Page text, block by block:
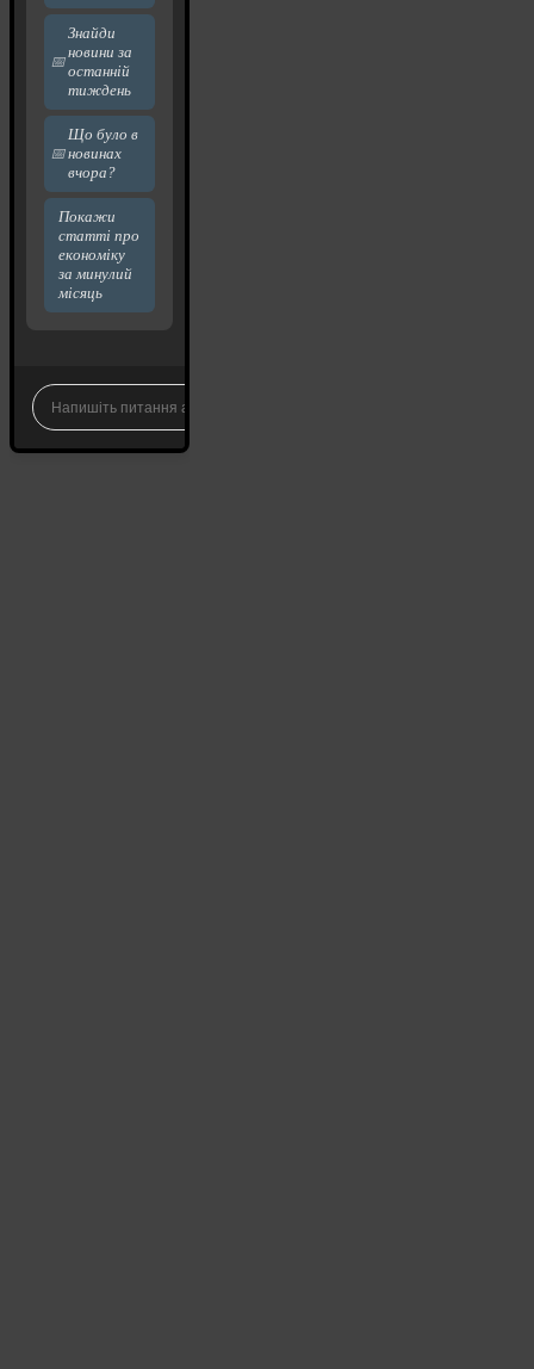
Знайди
новини за
останній
тиждень
Що було в
новинах
вчора?
Покажи
статті про
економіку
за минулий
місяць